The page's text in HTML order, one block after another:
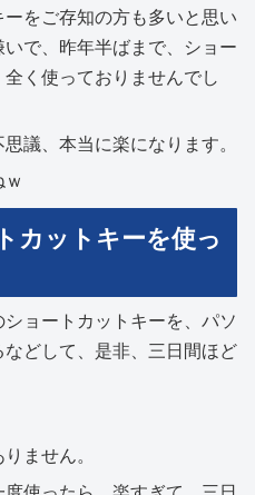
をご存知の方も多いと思い
で、昨年半ばまで、ショー
く使っておりませんでし
議、本当に楽になります。
カットキーを使っ
ョートカットキーを、パソ
どして、是非、三日間ほど
ません。